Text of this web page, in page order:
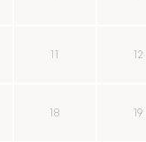
11 12
18 19